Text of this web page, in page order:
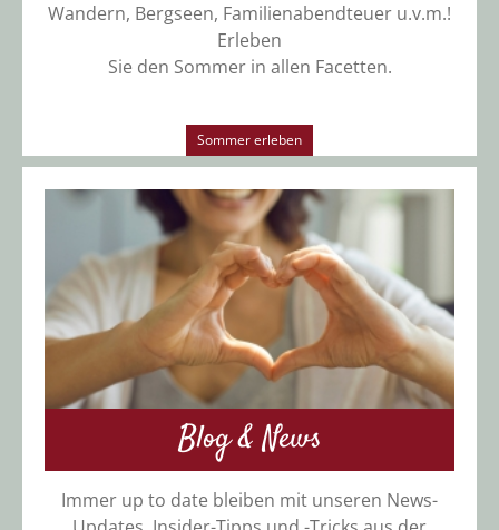
Wandern, Bergseen, Familienabendteuer u.v.m.!
Erleben
Sie den Sommer in allen Facetten.
Sommer erleben
Blog & News
Immer up to date bleiben mit unseren News-